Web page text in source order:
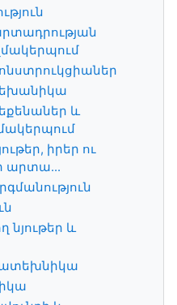
և
իրեր ու
արտա...
և